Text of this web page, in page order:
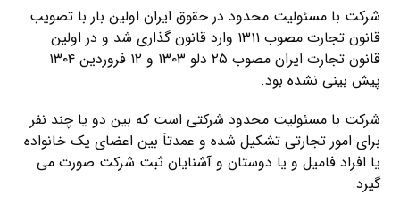
شرکت با مسئولیت محدود در حقوق ایران اولین بار با تصویب
قانون تجارت مصوب ۱۳۱۱ وارد قانون گذاری شد و در اولین
قانون تجارت ایران مصوب ۲۵ دلو ۱۳۰۳ و ۱۲ فروردین ۱۳۰۴
پیش بینی نشده بود.
شرکت با مسئولیت محدود شرکتی است که بین دو یا چند نفر
برای امور تجارتی تشکیل شده و عمدتاَ بین اعضای یک خانواده
یا افراد فامیل و یا دوستان و آشنایان ثبت شرکت صورت می
گیرد.